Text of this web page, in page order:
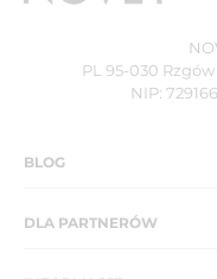
PL 95-030
NIP:
BLOG
DLA PARTNERÓW